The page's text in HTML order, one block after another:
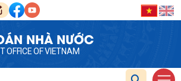
NHÀ NƯỚC
OFFICE OF VIETNAM